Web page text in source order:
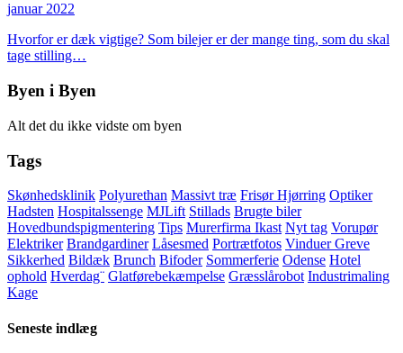
januar 2022
Hvorfor er dæk vigtige? Som bilejer er der mange ting, som du skal
tage stilling…
Byen i Byen
Alt det du ikke vidste om byen
Tags
Skønhedsklinik Polyurethan Massivt træ Frisør Hjørring Optiker
Hadsten Hospitalssenge MJLift Stillads Brugte biler
Hovedbundspigmentering Tips Murerfirma Ikast Nyt tag Vorupør
Elektriker Brandgardiner Låsesmed Portrætfotos Vinduer Greve
Sikkerhed Bildæk Brunch Bifoder Sommerferie Odense Hotel
ophold Hverdag¨ Glatførebekæmpelse Græsslårobot Industrimaling
Kage
Seneste indlæg